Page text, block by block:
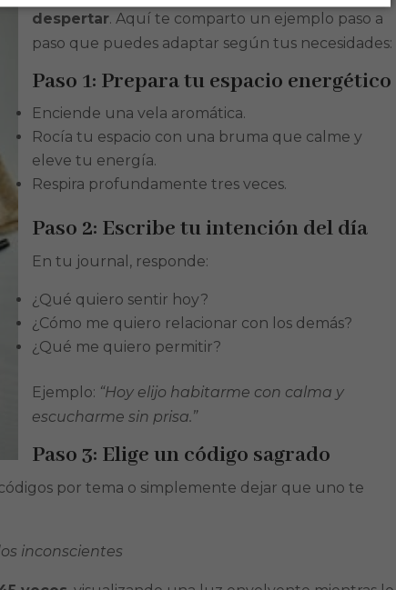
despertar. Aquí te comparto un ejemplo paso a
paso que puedes adaptar según tus necesidades:
Paso 1: Prepara tu espacio energético
Enciende una vela aromática.
Rocía tu espacio con una bruma que calme y
eleve tu energía.
Respira profundamente tres veces.
Paso 2: Escribe tu intención del día
En tu journal, responde:
¿Qué quiero sentir hoy?
¿Cómo me quiero relacionar con los demás?
¿Qué me quiero permitir?
Ejemplo: “Hoy elijo habitarme con calma y
escucharme sin prisa.”
Paso 3: Elige un código sagrado
por tema o simplemente dejar que uno te
inconscientes